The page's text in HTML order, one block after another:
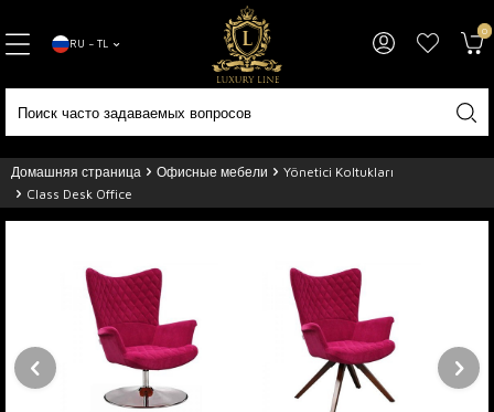
RU − TL
0
Домашняя страница Офисные мебели
Yönetici Koltukları
Class Desk Office